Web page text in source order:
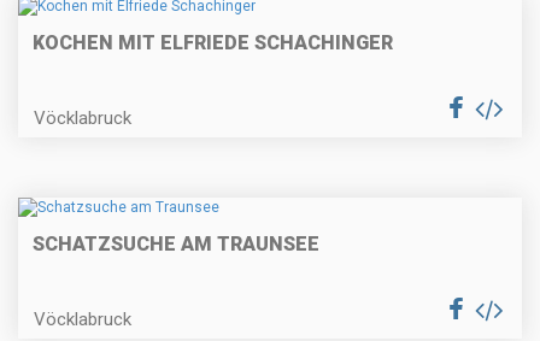
KOCHEN MIT ELFRIEDE SCHACHINGER
Vöcklabruck
SCHATZSUCHE AM TRAUNSEE
Vöcklabruck